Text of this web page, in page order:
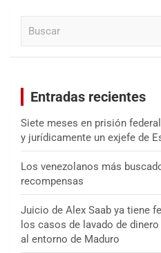
Entradas recientes
Siete meses en prisión
y jurídicamente un exjefe de
Los venezolanos más
recompensas
Juicio de Alex Saab ya tiene
los casos de lavado de
al entorno de Maduro